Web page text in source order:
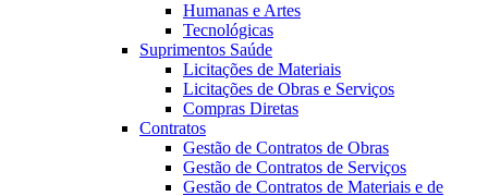
Humanas e Artes
Tecnológicas
Suprimentos Saúde
Licitações de Materiais
Licitações de Obras e Serviços
Compras Diretas
Contratos
Gestão de Contratos de Obras
Gestão de Contratos de Serviços
Gestão de Contratos de Materiais e de